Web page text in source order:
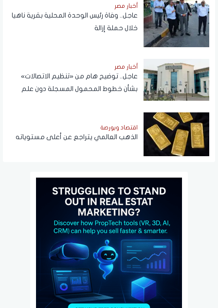
أخبار مصر
عاجل.. وفاة رئيس الوحدة المحلية بقرية ناهيا
خلال حملة إزالة
أخبار مصر
عاجل.. توضيح هام من «تنظيم الاتصالات»
بشأن خطوط المحمول المسجلة دون علم
اقتصاد وبورصة
الذهب العالمي يتراجع عن أعلى مستوياته